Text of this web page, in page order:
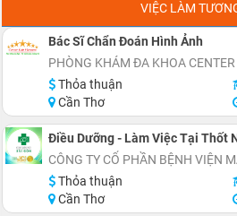
VIỆC LÀM
Bác Sĩ Chẩn Đoán Hình Ảnh
PHÒNG KHÁM ĐA KHOA
Thỏa thuận
Cần Thơ
Điều Dưỡng - Làm Việc Tại Thốt
CÔNG TY CỔ PHẦN BỆNH VIỆN
Thỏa thuận
Cần Thơ